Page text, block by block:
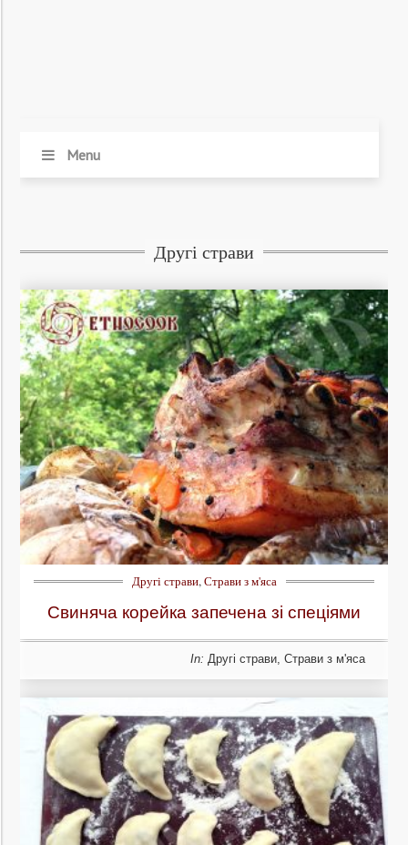
Menu
Другі страви
Другі страви,Страви з м'яса
Свиняча корейка запечена зі спеціями
In: Другі страви, Страви з м'яса